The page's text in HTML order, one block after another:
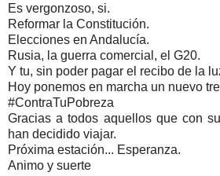
Es vergonzoso, si.
Reformar la Constitución.
Elecciones en Andalucía.
Rusia, la guerra comercial, el G20.
Y tu, sin poder pagar el recibo de la
Hoy ponemos en marcha un nuevo
#ContraTuPobreza
Gracias a todos aquellos que con
han decidido viajar.
Próxima estación... Esperanza.
Animo y suerte